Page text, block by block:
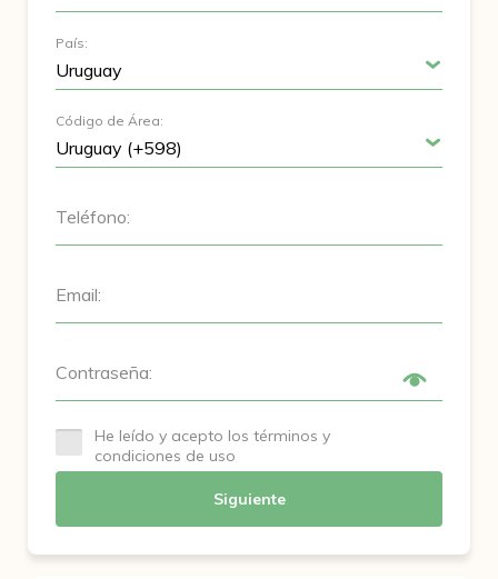
País:
Código de Área:
Teléfono:
Email:
Contraseña:
He leído y acepto los términos y
condiciones de uso
Siguiente